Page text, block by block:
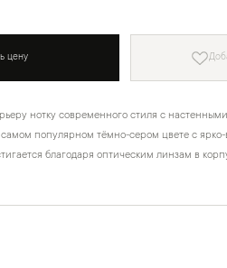
цену
нотку современного стиля с
самом популярном тёмно-сером цвете с
благодаря оптическим линзам в